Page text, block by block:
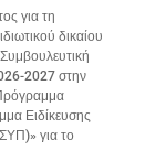
για τη
δικαίου
2027 στην
Ειδίκευσης
για το